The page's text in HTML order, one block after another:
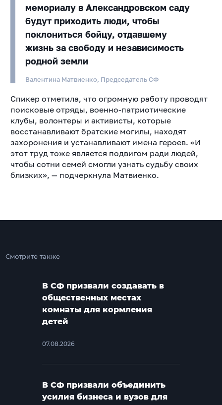
мемориалу в Александровском саду
будут приходить люди, чтобы
поклониться бойцу, отдавшему
жизнь за свободу и независимость
родной земли
Валентина Матвиенко, Председатель СФ
Спикер отметила, что огромную работу проводят
поисковые отряды, военно-патриотические
клубы, волонтеры и активисты, которые
восстанавливают братские могилы, находят
захоронения и устанавливают имена героев. «И
этот труд тоже является подвигом ради людей,
чтобы сотни семей смогли узнать судьбу своих
близких», — подчеркнула Матвиенко.
Смотрите также
В СФ призвали создавать в
общественных местах
комнаты для кормления
детей
07.08.2026
В СФ призвали объединить
усилия бизнеса и вузов для